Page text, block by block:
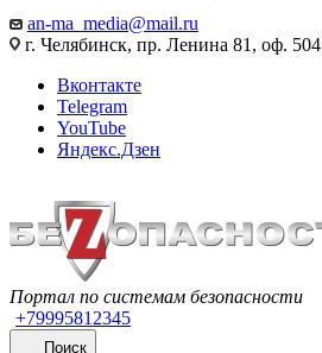
an-ma_media@mail.ru
г. Челябинск, пр. Ленина 81, оф. 504
Вконтакте
Telegram
YouTube
Яндекс.Дзен
Портал по системам безопасности
+79995812345
Поиск